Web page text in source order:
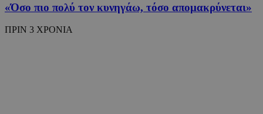
«Όσο πιο πολύ τον κυνηγάω, τόσο απομακρύνεται»
ΠΡΙΝ 3 ΧΡΟΝΙΑAdSphere-GDPR